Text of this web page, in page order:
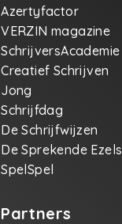
Azertyfactor
VERZIN magazine
SchrijversAcademie
Creatief Schrijven
Jong
Schrijfdag
De Schrijfwijzen
De Sprekende Ezels
SpelSpel
Partners